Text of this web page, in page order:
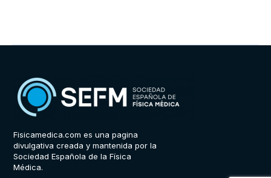
Fisicamedica.com es una pagina
divulgativa creada y mantenida por la
Sociedad Española de la Física
Médica.